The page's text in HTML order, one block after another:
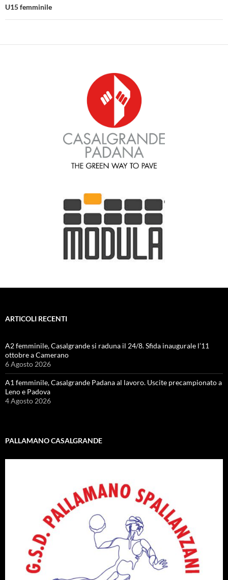
U15 femminile
ARTICOLI RECENTI
A2 femminile, Casalgrande si raduna il 24/8. Sfida inaugurale l’11
ottobre a Camerano
6 Agosto 2026
A1 femminile, Casalgrande Padana al lavoro. Uscite precampionato a
Leno e Padova
4 Agosto 2026
PALLAMANO CASALGRANDE